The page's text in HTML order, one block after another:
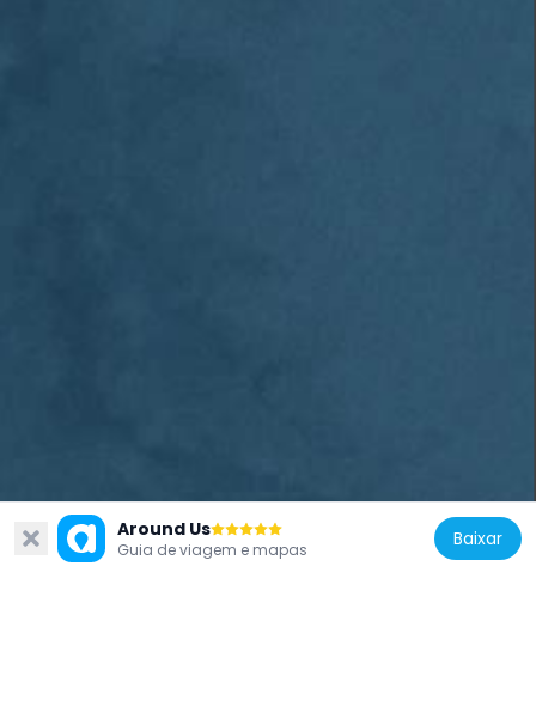
YvoireAround Us
Guia de viagem e mapas Baixar